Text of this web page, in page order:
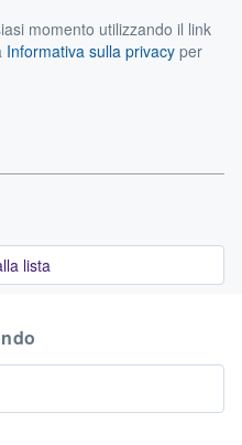
momento utilizzando il link
Informativa sulla privacy per
lista